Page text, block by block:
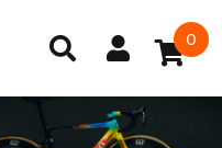
0